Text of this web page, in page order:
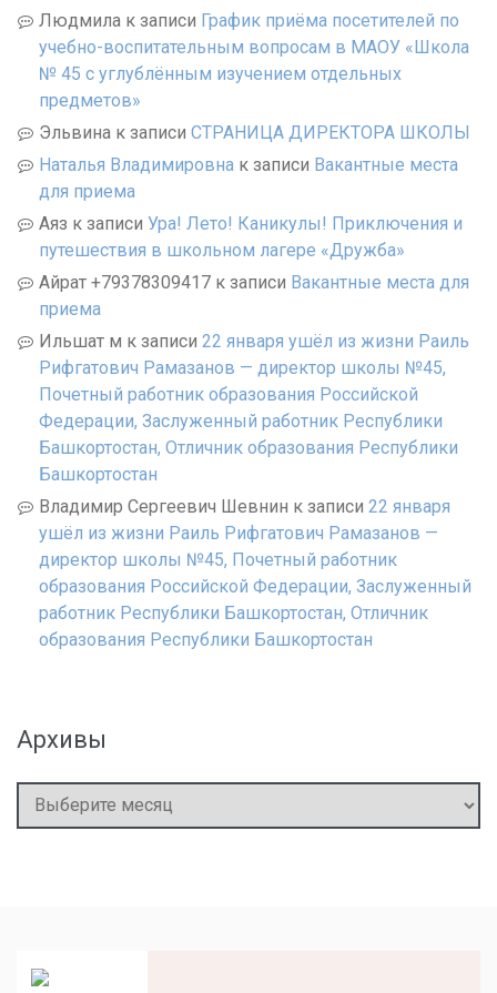
Людмила к записи График приёма посетителей по
учебно-воспитательным вопросам в МАОУ «Школа
№ 45 с углублённым изучением отдельных
предметов»
Эльвина к записи СТРАНИЦА ДИРЕКТОРА ШКОЛЫ
Наталья Владимировна к записи Вакантные места
для приема
Аяз к записи Ура! Лето! Каникулы! Приключения и
путешествия в школьном лагере «Дружба»
Айрат +79378309417 к записи Вакантные места для
приема
Ильшат м к записи 22 января ушёл из жизни Раиль
Рифгатович Рамазанов — директор школы №45,
Почетный работник образования Российской
Федерации, Заслуженный работник Республики
Башкортостан, Отличник образования Республики
Башкортостан
Владимир Сергеевич Шевнин к записи 22 января
ушёл из жизни Раиль Рифгатович Рамазанов —
директор школы №45, Почетный работник
образования Российской Федерации, Заслуженный
работник Республики Башкортостан, Отличник
образования Республики Башкортостан
Архивы
Архивы